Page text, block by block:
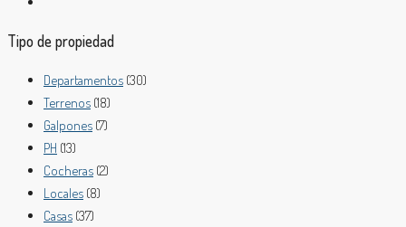
Tipo de propiedad
Departamentos (30)
Terrenos (18)
Galpones (7)
PH (13)
Cocheras (2)
Locales (8)
Casas (37)